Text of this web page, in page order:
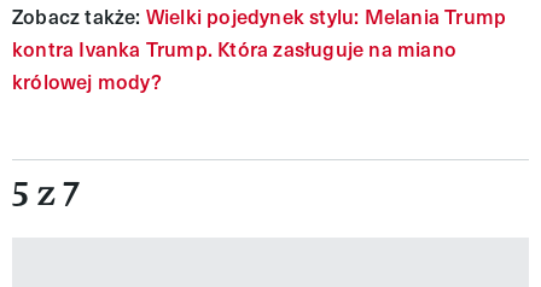
Zobacz także: Wielki pojedynek stylu: Melania Trump
kontra Ivanka Trump. Która zasługuje na miano
królowej mody?
5 z 7